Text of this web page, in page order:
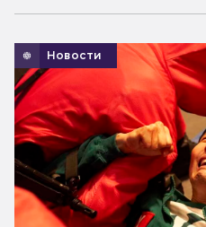
Новости